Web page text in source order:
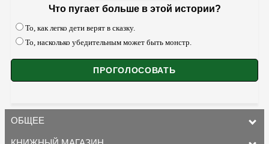
Что пугает больше в этой истории?
То, как легко дети верят в сказку.
То, насколько убедительным может быть монстр.
ОБЩЕЕ